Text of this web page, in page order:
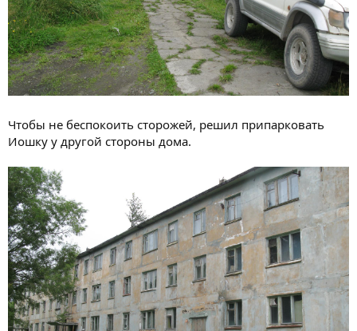
Чтобы не беспокоить сторожей, решил припарковать
Иошку у другой стороны дома.